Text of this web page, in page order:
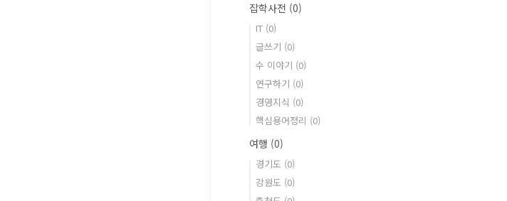
잡학사전 (0)
IT (0)
글쓰기 (0)
수 이야기 (0)
연구하기 (0)
경영지식 (0)
핵심용어정리 (0)
여행 (0)
경기도 (0)
강원도 (0)